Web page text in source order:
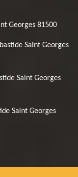
Georges 81500
Saint Georges
Saint Georges
Saint Georges